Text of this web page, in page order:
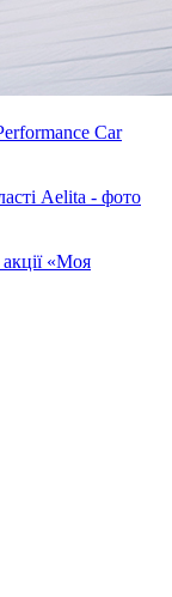
Car
«Моя